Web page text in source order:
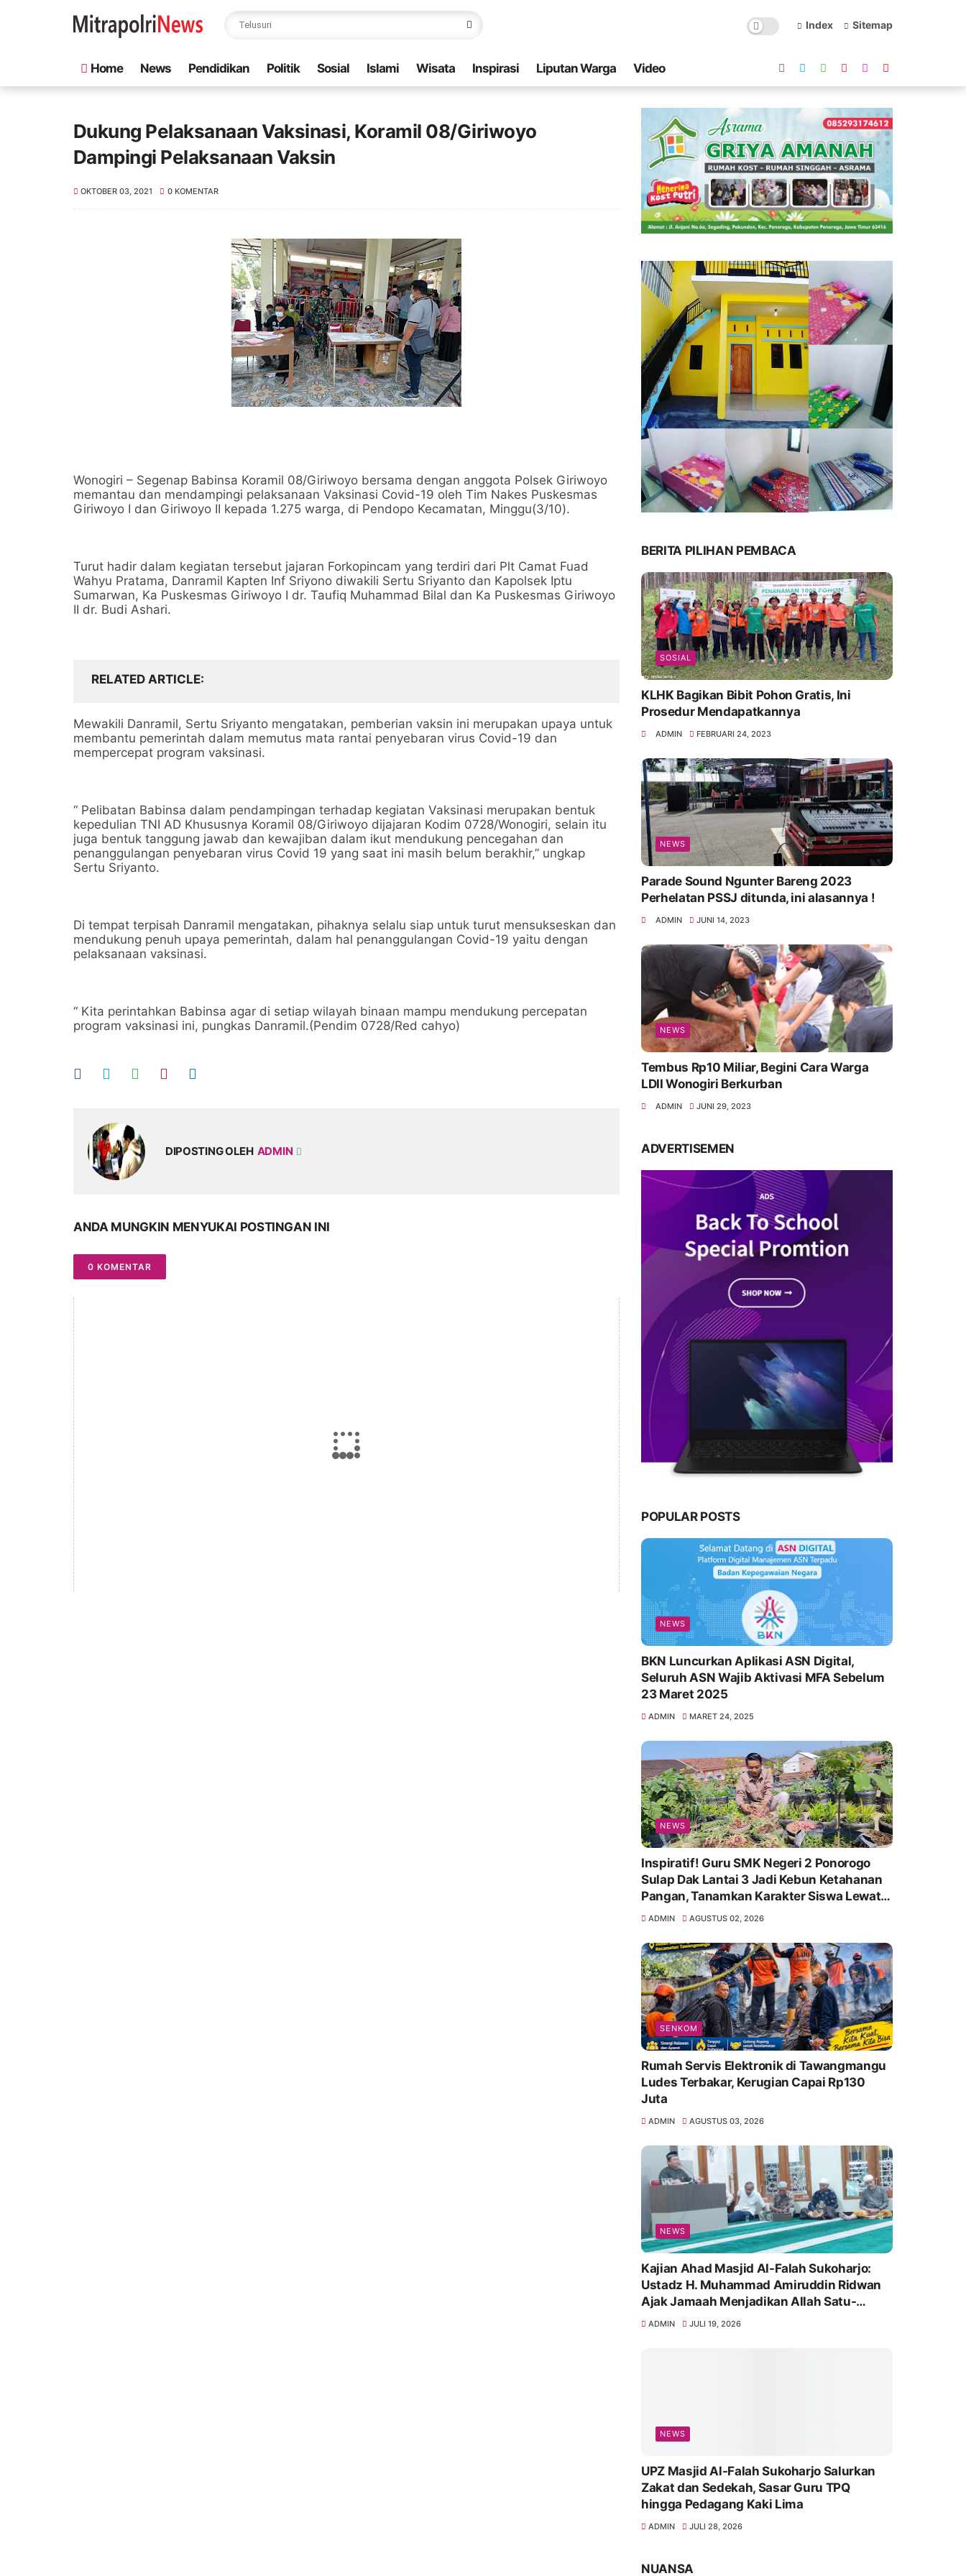
Index Sitemap
Home News Pendidikan Politik Sosial Islami Wisata Inspirasi Liputan Warga Video
Dukung Pelaksanaan Vaksinasi, Koramil 08/Giriwoyo
Dampingi Pelaksanaan Vaksin
OKTOBER 03, 2021 0 KOMENTAR
Wonogiri – Segenap Babinsa Koramil 08/Giriwoyo bersama dengan anggota Polsek Giriwoyo
memantau dan mendampingi pelaksanaan Vaksinasi Covid-19 oleh Tim Nakes Puskesmas
Giriwoyo I dan Giriwoyo II kepada 1.275 warga, di Pendopo Kecamatan, Minggu(3/10).
Turut hadir dalam kegiatan tersebut jajaran Forkopincam yang terdiri dari Plt Camat Fuad
Wahyu Pratama, Danramil Kapten Inf Sriyono diwakili Sertu Sriyanto dan Kapolsek Iptu
Sumarwan, Ka Puskesmas Giriwoyo I dr. Taufiq Muhammad Bilal dan Ka Puskesmas Giriwoyo
II dr. Budi Ashari.
RELATED ARTICLE
Mewakili Danramil, Sertu Sriyanto mengatakan, pemberian vaksin ini merupakan upaya untuk
membantu pemerintah dalam memutus mata rantai penyebaran virus Covid-19 dan
mempercepat program vaksinasi.
“ Pelibatan Babinsa dalam pendampingan terhadap kegiatan Vaksinasi merupakan bentuk
kepedulian TNI AD Khususnya Koramil 08/Giriwoyo dijajaran Kodim 0728/Wonogiri, selain itu
juga bentuk tanggung jawab dan kewajiban dalam ikut mendukung pencegahan dan
penanggulangan penyebaran virus Covid 19 yang saat ini masih belum berakhir,” ungkap
Sertu Sriyanto.
Di tempat terpisah Danramil mengatakan, pihaknya selalu siap untuk turut mensukseskan dan
mendukung penuh upaya pemerintah, dalam hal penanggulangan Covid-19 yaitu dengan
pelaksanaan vaksinasi.
“ Kita perintahkan Babinsa agar di setiap wilayah binaan mampu mendukung percepatan
program vaksinasi ini, pungkas Danramil.(Pendim 0728/Red cahyo)
DIPOSTING OLEH ADMIN
ANDA MUNGKIN MENYUKAI POSTINGAN INI
0 KOMENTAR
BERITA PILIHAN PEMBACA
SOSIAL
KLHK Bagikan Bibit Pohon Gratis, Ini
Prosedur Mendapatkannya
ADMIN FEBRUARI 24, 2023
NEWS
Parade Sound Ngunter Bareng 2023
Perhelatan PSSJ ditunda, ini alasannya !
ADMIN JUNI 14, 2023
NEWS
Tembus Rp10 Miliar, Begini Cara Warga
LDII Wonogiri Berkurban
ADMIN JUNI 29, 2023
ADVERTISEMEN
POPULAR POSTS
NEWS
BKN Luncurkan Aplikasi ASN Digital,
Seluruh ASN Wajib Aktivasi MFA Sebelum
23 Maret 2025
ADMIN MARET 24, 2025
NEWS
Inspiratif! Guru SMK Negeri 2 Ponorogo
Sulap Dak Lantai 3 Jadi Kebun Ketahanan
Pangan, Tanamkan Karakter Siswa Lewat
Aksi Nyata
ADMIN AGUSTUS 02, 2026
SENKOM
Rumah Servis Elektronik di Tawangmangu
Ludes Terbakar, Kerugian Capai Rp130
Juta
ADMIN AGUSTUS 03, 2026
NEWS
Kajian Ahad Masjid Al-Falah Sukoharjo:
Ustadz H. Muhammad Amiruddin Ridwan
Ajak Jamaah Menjadikan Allah Satu-
Satunya Tempat Bergantung
ADMIN JULI 19, 2026
NEWS
UPZ Masjid Al-Falah Sukoharjo Salurkan
Zakat dan Sedekah, Sasar Guru TPQ
hingga Pedagang Kaki Lima
ADMIN JULI 28, 2026
NUANSA